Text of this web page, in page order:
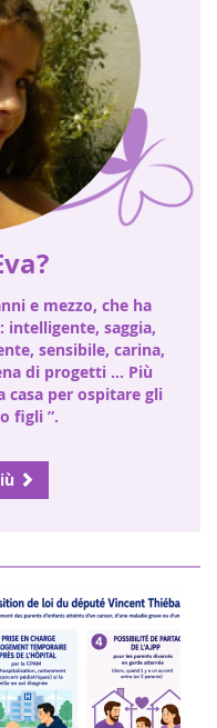
e mezzo, che ha
saggia,
sensibile, carina,
di progetti ... Più
casa per ospitare gli
figli ”.